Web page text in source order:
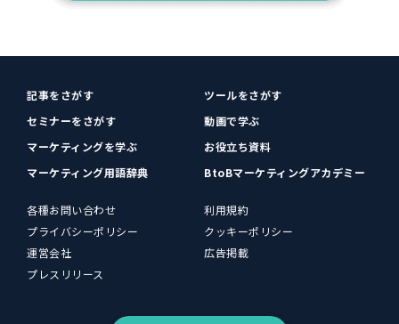
記事をさがす
ツールをさがす
セミナーをさがす
動画で学ぶ
マーケティングを学ぶ
お役立ち資料
マーケティング用語辞典
BtoBマーケティングアカデミー
各種お問い合わせ
利用規約
プライバシーポリシー
クッキーポリシー
運営会社
広告掲載
プレスリリース